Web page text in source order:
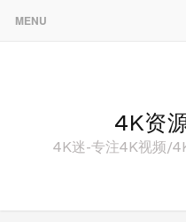
MENU
4K资
4K迷-专注4K视频/